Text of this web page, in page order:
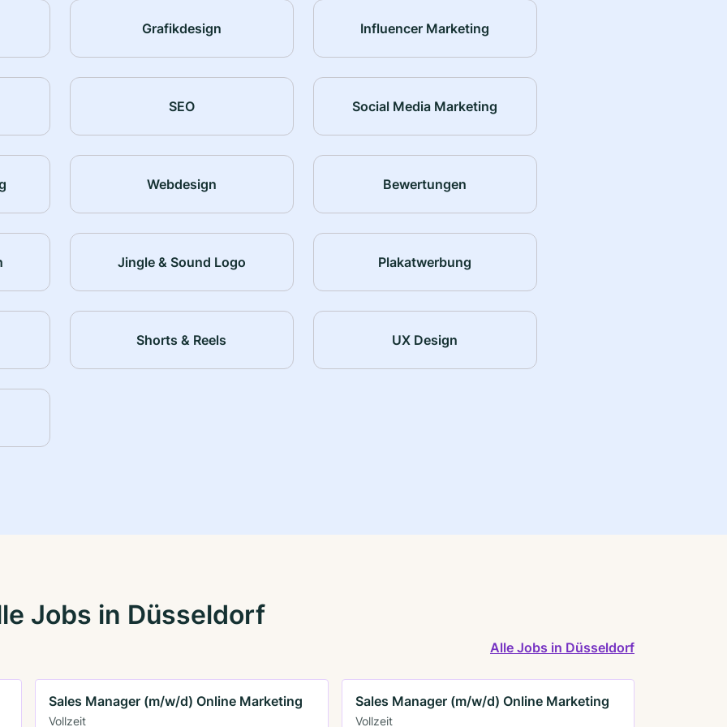
Grafikdesign Influencer Marketing
SEO Social Media Marketing
Webdesign Bewertungen
Jingle & Sound Logo Plakatwerbung
Shorts & Reels UX Design
Jobs in Düsseldorf
Alle Jobs in Düsseldorf
Sales Manager (m/w/d) Online Marketing
Vollzeit
Sales Manager (m/w/d) Online Marketing
Vollzeit